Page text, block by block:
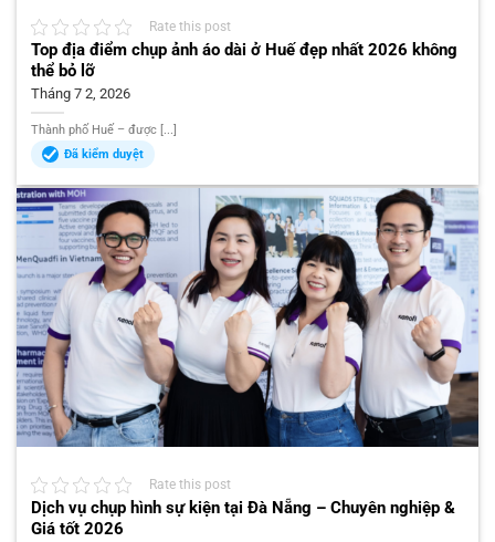
Rate this post
Top địa điểm chụp ảnh áo dài ở Huế đẹp nhất 2026 không
thể bỏ lỡ
Tháng 7 2, 2026
Thành phố Huế – được [...]
Đã kiểm duyệt
Rate this post
Dịch vụ chụp hình sự kiện tại Đà Nẵng – Chuyên nghiệp &
Giá tốt 2026